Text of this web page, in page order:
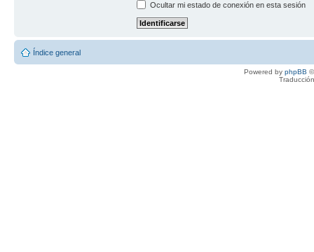
Ocultar mi estado de conexión en esta sesión
Índice general
Powered by phpBB